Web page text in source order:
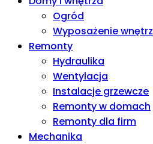
Ogród
Wyposażenie wnętrz
Remonty
Hydraulika
Wentylacja
Instalacje grzewcze
Remonty w domach
Remonty dla firm
Mechanika